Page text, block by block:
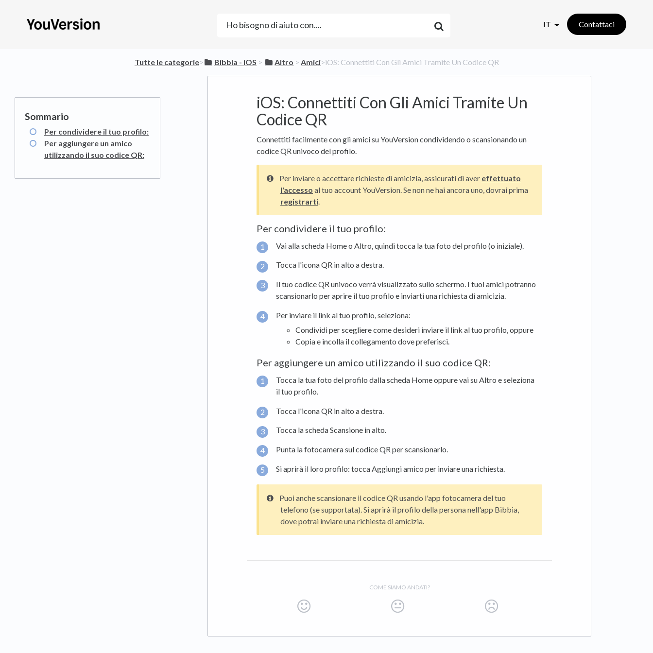
IT Contattaci
Tutte le categorie​>​ ​Bibbia - iOS ​ > ​ ​Altro ​ > ​​Amici​>​ iOS: Connettiti Con Gli Amici Tramite Un Codice QR
iOS: Connettiti Con Gli Amici Tramite Un
Codice QR
Per condividere il tuo profilo:
Per aggiungere un amico
utilizzando il suo codice QR:
Connettiti facilmente con gli amici su YouVersion condividendo o scansionando un
codice QR univoco del profilo.
Per inviare o accettare richieste di amicizia, assicurati di aver effettuato
l'accesso al tuo account YouVersion. Se non ne hai ancora uno, dovrai prima
registrarti.
Per condividere il tuo profilo:
Vai alla scheda Home o Altro, quindi tocca la tua foto del profilo (o iniziale).
Tocca l'icona QR in alto a destra.
Il tuo codice QR univoco verrà visualizzato sullo schermo. I tuoi amici potranno
scansionarlo per aprire il tuo profilo e inviarti una richiesta di amicizia.
Per inviare il link al tuo profilo, seleziona:
Condividi per scegliere come desideri inviare il link al tuo profilo, oppure
Copia e incolla il collegamento dove preferisci.
Per aggiungere un amico utilizzando il suo codice QR:
Tocca la tua foto del profilo dalla scheda Home oppure vai su Altro e seleziona
il tuo profilo.
Tocca l'icona QR in alto a destra.
Tocca la scheda Scansione in alto.
Punta la fotocamera sul codice QR per scansionarlo.
Si aprirà il loro profilo: tocca Aggiungi amico per inviare una richiesta.
Puoi anche scansionare il codice QR usando l'app fotocamera del tuo
telefono (se supportata). Si aprirà il profilo della persona nell'app Bibbia,
dove potrai inviare una richiesta di amicizia.
COME SIAMO ANDATI?